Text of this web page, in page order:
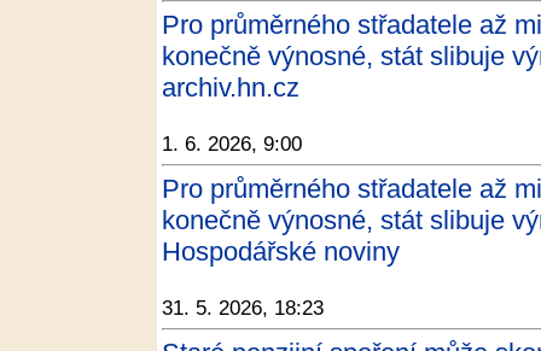
Pro průměrného střadatele až
konečně výnosné, stát slibuje
archiv.hn.cz
1. 6. 2026, 9:00
Pro průměrného střadatele až
konečně výnosné, stát slibuje
Hospodářské noviny
31. 5. 2026, 18:23